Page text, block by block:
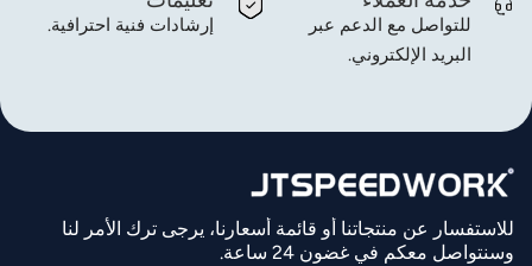
إرشادات فنية احترافية.
للتواصل مع الدعم عبر
البريد الإلكتروني.
للاستفسار عن منتجاتنا أو قائمة أسعارنا، يرجى ترك الأمر لنا
وسنتواصل معكم في غضون 24 ساعة.